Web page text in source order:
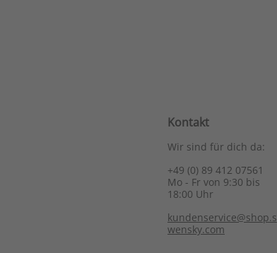
Kontakt
Wir sind für dich da:
+49 (0) 89 412 07561
Mo - Fr von 9:30 bis
18:00 Uhr
wensky.com